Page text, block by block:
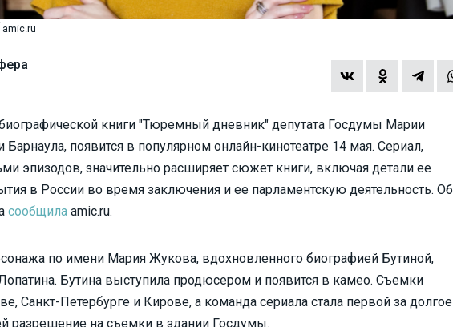
книги "Тюремный дневник" депутата Госдумы Марии
Барнаула, появится в популярном онлайн-кинотеатре 14 мая. Сериал,
эпизодов, значительно расширяет сюжет книги, включая детали ее
в России во время заключения и ее парламентскую деятельность. Об
сообщила amic.ru.
по имени Мария Жукова, вдохновленного биографией Бутиной,
Бутина выступила продюсером и появится в камео. Съемки
Санкт-Петербурге и Кирове, а команда сериала стала первой за долгое
разрешение на съемки в здании Госдумы.